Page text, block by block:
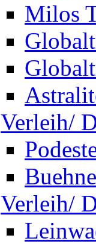
Milos
Verleih/
Verleih/